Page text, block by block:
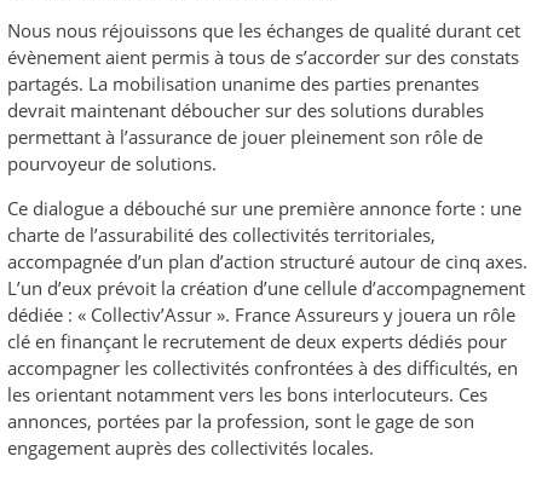
Nous nous réjouissons que les échanges de qualité durant cet
évènement aient permis à tous de s’accorder sur des constats
partagés. La mobilisation unanime des parties prenantes
devrait maintenant déboucher sur des solutions durables
permettant à l’assurance de jouer pleinement son rôle de
pourvoyeur de solutions.
Ce dialogue a débouché sur une première annonce forte : une
charte de l’assurabilité des collectivités territoriales,
accompagnée d’un plan d’action structuré autour de cinq axes.
L’un d’eux prévoit la création d’une cellule d’accompagnement
dédiée : « Collectiv’Assur ». France Assureurs y jouera un rôle
clé en finançant le recrutement de deux experts dédiés pour
accompagner les collectivités confrontées à des difficultés, en
les orientant notamment vers les bons interlocuteurs. Ces
annonces, portées par la profession, sont le gage de son
engagement auprès des collectivités locales.